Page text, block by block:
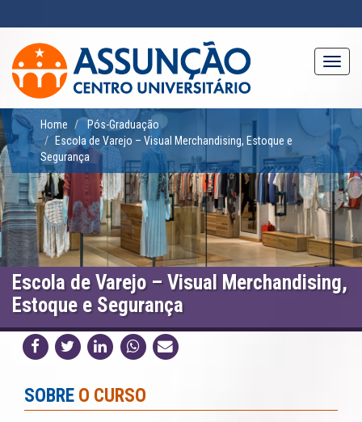
conteúdo
principal
Home
Pós-Graduação
Escola de Varejo – Visual Merchandising, Estoque e
Segurança
Escola de Varejo – Visual Merchandising,
Estoque e Segurança
SOBRE O CURSO